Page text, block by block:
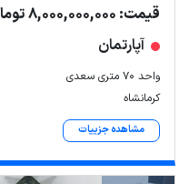
قیمت: 8,000,000,000 تومان
آپارتمان
واحد 70 متری سعدی
کرمانشاه
مشاهده جزییات